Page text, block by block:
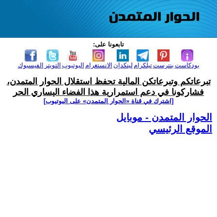
تابعونا على:
الفيسبوك التويتر اليوتيوب الانستغرام لينكدإن تيلكرامبنترست بودكاست
تبرعاتكم وتبرعاتكن المالية تحفظ استقلال الحوار المتمدن،
فشاركونا في دعم استمرارية هذا الفضاء اليساري الحر
[اشترك في قناة ‫«الحوار المتمدن» على اليوتيوب]
الحوار المتمدن - موبايل
الموقع الرئيسي